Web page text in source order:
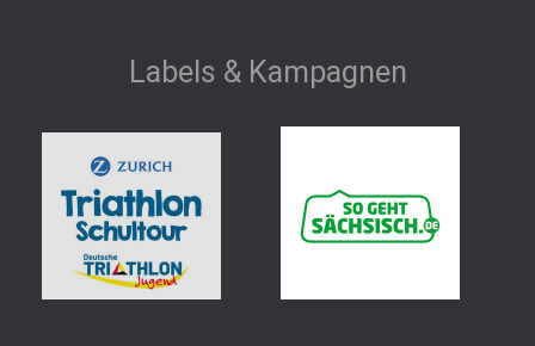
Labels & Kampagnen